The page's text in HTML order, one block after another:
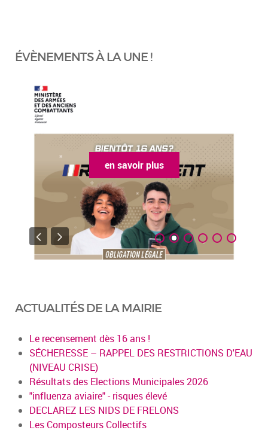
ÉVÈNEMENTS À LA UNE !
en savoir plus
ACTUALITÉS DE LA MAIRIE
Le recensement dès 16 ans !
SÉCHERESSE – RAPPEL DES RESTRICTIONS D'EAU
(NIVEAU CRISE)
Résultats des Elections Municipales 2026
"influenza aviaire" - risques élevé
DECLAREZ LES NIDS DE FRELONS
Les Composteurs Collectifs